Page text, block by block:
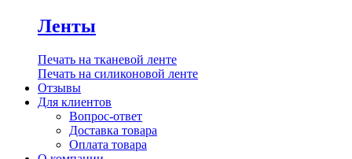
Ленты
Печать на тканевой ленте
Печать на силиконовой ленте
Отзывы
Для клиентов
Вопрос-ответ
Доставка товара
Оплата товара